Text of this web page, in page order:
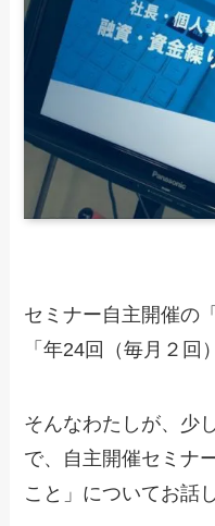
セミナー自主開催の
「年24回（毎月２回
そんなわたしが、少
で、自主開催セミナ
こと」についてお話